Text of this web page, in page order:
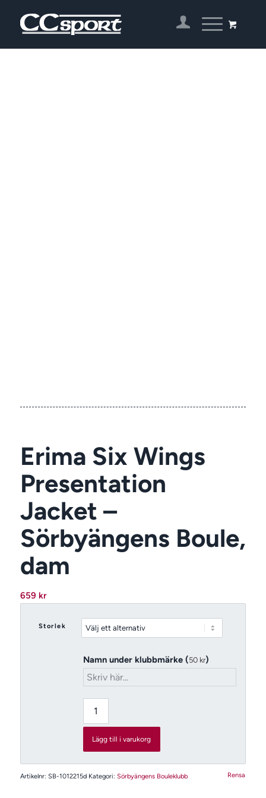
Erima Six Wings
Presentation
Jacket –
Sörbyängens Boule,
dam
659 kr
Storlek
Rensa
Namn under klubbmärke (50 kr)
Lägg till i varukorg
Artikelnr: SB-1012215d Kategori: Sörbyängens Bouleklubb